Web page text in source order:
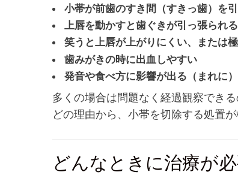
小帯が前歯のすき間（すきっ歯）を
上唇を動かすと歯ぐきが引っ張られる
笑うと上唇が上がりにくい、または
歯みがきの時に出血しやすい
発音や食べ方に影響が出る（まれに）
多くの場合は問題なく経過観察できる
どの理由から、小帯を切除する処置
どんなときに治療が必